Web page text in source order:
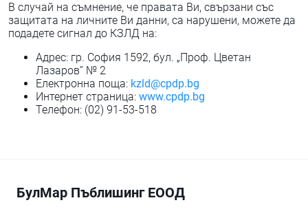
В случай на съмнение, че правата Ви, свързани със
защитата на личните Ви данни, са нарушени, можете да
подадете сигнал до КЗЛД на:
Адрес: гр. София 1592, бул. „Проф. Цветан
Лазаров” № 2
Електронна поща: kzld@cpdp.bg
Интернет страница: www.cpdp.bg
Телефон: (02) 91-53-518
БулМар Пъблишинг ЕООД